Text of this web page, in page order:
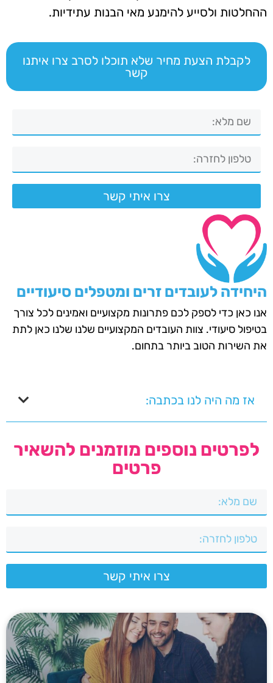
ההחלטות ולסייע להימנע מאי הבנות עתידיות.
לקבלת הצעת מחיר שלא תוכלו לסרב צרו איתנו
קשר
צרו איתי קשר
היחידה לעובדים זרים ומטפלים סיעודיים
אנו כאן כדי לספק לכם פתרונות מקצועיים ואמינים לכל צורך
בטיפול סיעודי. צוות העובדים המקצועיים שלנו שלנו כאן לתת
את השירות הטוב ביותר בתחום.
אז מה היה לנו בכתבה:
לפרטים נוספים מוזמנים להשאיר
פרטים
צרו איתי קשר